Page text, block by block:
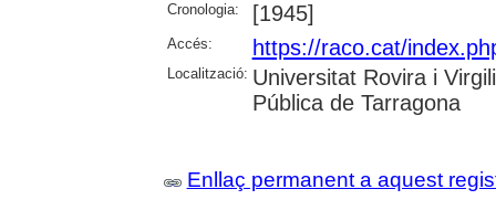
Cronologia: [1945]
Accés: https://raco.cat/
Localització: Universitat Rovira i
Pública de Tarragona
Enllaç permanent a aquest